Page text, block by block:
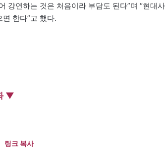
강연하는 것은 처음이라 부담도 된다”며 “현대사
한다”고 했다.
▼
링크 복사